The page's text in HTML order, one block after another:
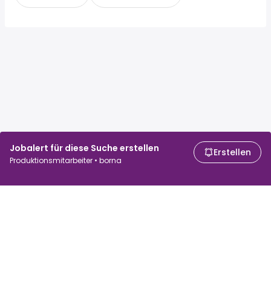
Jobalert für diese Suche erstellen
Produktionsmitarbeiter • borna
Erstellen